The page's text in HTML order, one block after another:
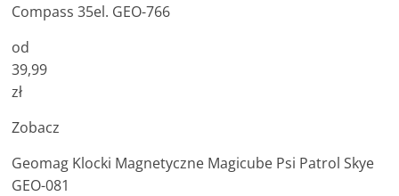
Compass 35el. GEO-766
od
39,99
zł
Zobacz
Geomag Klocki Magnetyczne Magicube Psi Patrol Skye
GEO-081